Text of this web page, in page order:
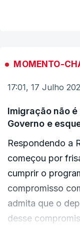
MOMENTO-
17:01, 17 Julho
Imigração não
Governo e
Respondendo a
começou por
cumprir o
compromisso
admita que o
desse